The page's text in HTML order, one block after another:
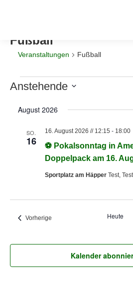
Fußball
Veranstaltungen Fußball
Veranstaltungen
Anstehende
wählen.
August 2026
SO.
16
⚽ Pokalsonntag in
Doppelpack am 16.
16. August 2026 // 12:15 - 18:00
Sportplatz am Häpper Test,
VorherigeVeranstaltungen Heute
Kalender